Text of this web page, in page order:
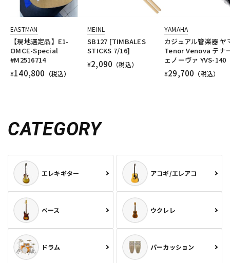
EASTMAN
【現地選定品】E1-
OMCE-Special
#M2516714
¥140,800 （税込）
MEINL
SB127 [TIMBALES
STICKS 7/16]
¥2,090 （税込）
YAMAHA
カジュアル管楽器 ヤ
Tenor Venova テナ
ェノーヴァ YVS-140
¥29,700 （税込）
CATEGORY
エレキギター アコギ/エレアコ
ベース ウクレレ
ドラム パーカッション